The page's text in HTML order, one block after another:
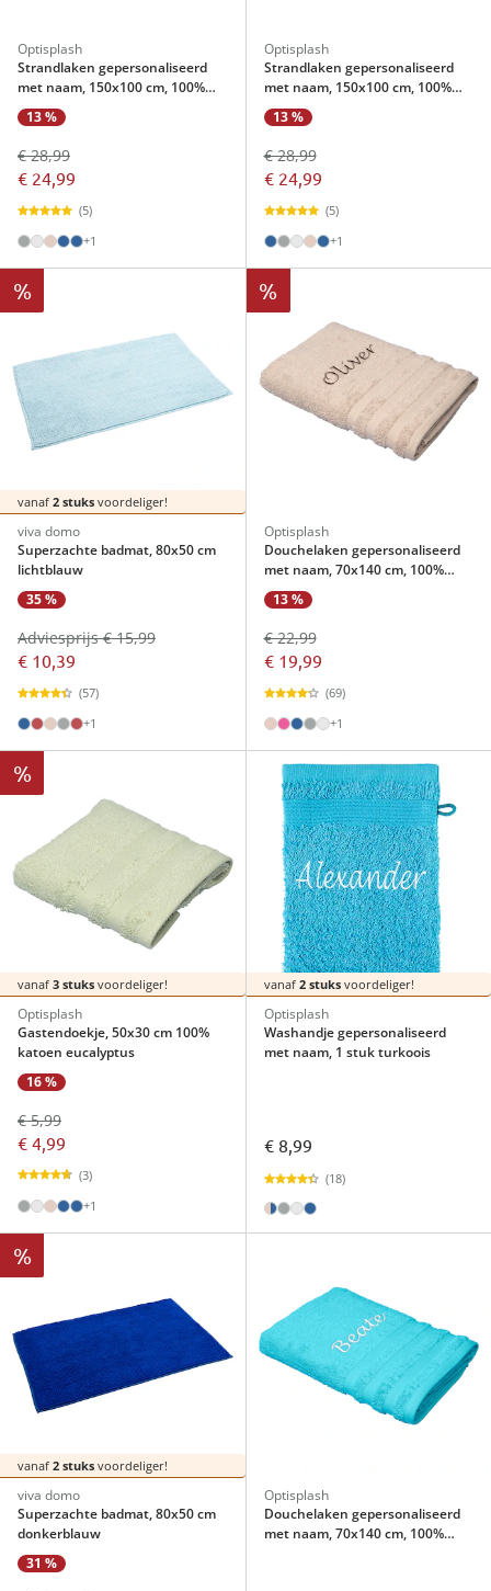
Optisplash
Strandlaken gepersonaliseerd
met naam, 150x100 cm, 100%
katoen grijs
13 %
€ 28,99
€ 24,99
(5)
+1
Optisplash
Strandlaken gepersonaliseerd
met naam, 150x100 cm, 100%
katoen rookblauw
13 %
€ 28,99
€ 24,99
(5)
+1
%
vanaf 2 stuks voordeliger!
viva domo
Superzachte badmat, 80x50 cm
lichtblauw
35 %
€ 10,39
Adviesprijs € 15,99
(57)
+1
%
Optisplash
Douchelaken gepersonaliseerd
met naam, 70x140 cm, 100%
katoen beige
13 %
€ 22,99
€ 19,99
(69)
+1
%
vanaf 3 stuks voordeliger!
Optisplash
Gastendoekje, 50x30 cm 100%
katoen eucalyptus
16 %
€ 5,99
€ 4,99
(3)
+1
vanaf 2 stuksvoordeliger!
Optisplash
Washandje gepersonaliseerd
met naam, 1 stuk turkoois
€ 8,99
(18)
%
vanaf 2 stuks voordeliger!
viva domo
Superzachte badmat, 80x50 cm
donkerblauw
31 %
Optisplash
Douchelaken gepersonaliseerd
met naam, 70x140 cm, 100%